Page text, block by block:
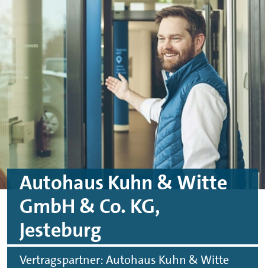
Skip to main content
Skip to footer
Autohaus Kuhn & Witte
GmbH & Co. KG,
Jesteburg
Vertragspartner: Autohaus Kuhn & Witte